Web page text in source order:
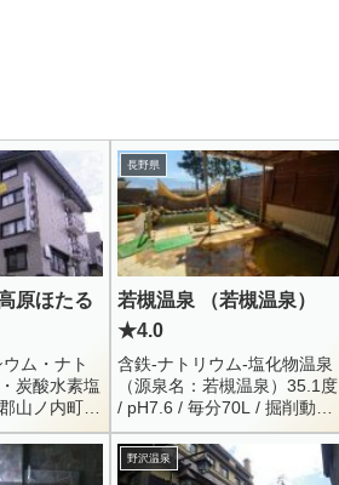
原ほたる
ム・ナト
炭酸水素塩
山ノ内町大
内湯 ・ 露
日帰
露天500
長野県
若槻温泉 （若槻温泉）
★4.0
含鉄-ナトリウム-塩化物温泉
（源泉名：若槻温泉）35.1度
/ pH7.6 / 毎分70L / 掘削動力
揚湯 / R7.6.2Li+ = 0.2 / Na+
= 1227 / K+...
野沢温泉